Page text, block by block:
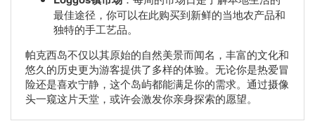
最佳途径，你可以在此购买到新鲜的当地农产品和
独特的手工艺品。
帕克西岛不仅以其原始的自然美景而闻名，丰富的文化和
悠久的历史更为游客提供了多样的体验。无论你是热爱冒
险还是喜欢宁静，这个岛屿都能满足你的需求。通过摄像
头一窥这片天堂，或许会激发你亲身探索的愿望。